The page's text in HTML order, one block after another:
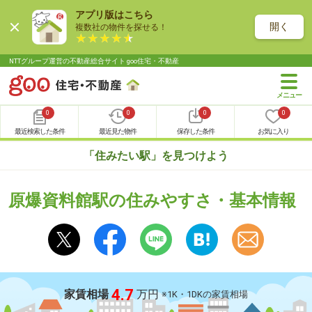
アプリ版はこちら
複数社の物件を探せる！ 開く
NTTグループ運営の不動産総合サイト goo住宅・不動産
0
最近検索した条件
0
最近見た物件
0
保存した条件
0
お気に入り
「住みたい駅」を見つけよう
原爆資料館駅の住みやすさ・基本情報
家賃相場 4.7 万円 ※1K・1DKの家賃相場